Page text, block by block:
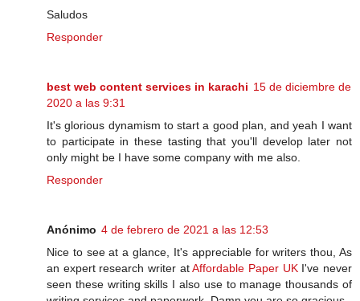
Saludos
Responder
best web content services in karachi 15 de diciembre de
2020 a las 9:31
It's glorious dynamism to start a good plan, and yeah I want
to participate in these tasting that you'll develop later not
only might be I have some company with me also.
Responder
Anónimo 4 de febrero de 2021 a las 12:53
Nice to see at a glance, It's appreciable for writers thou, As
an expert research writer atAffordable Paper UKI've never
seen these writing skills I also use to manage thousands of